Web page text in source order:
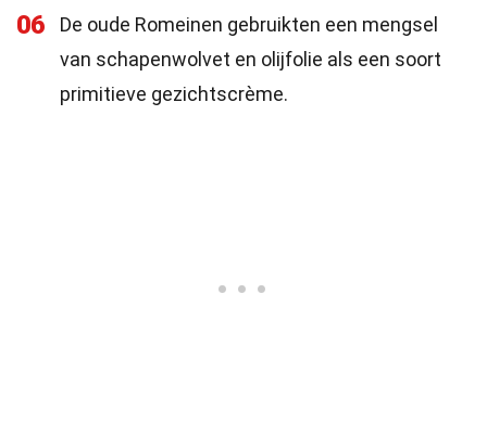
06
De oude Romeinen gebruikten een mengsel
van schapenwolvet en olijfolie als een soort
primitieve gezichtscrème.